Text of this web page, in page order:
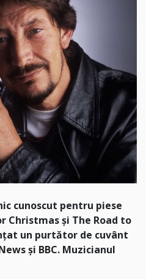
cunoscut pentru piese
Christmas și The Road to
un purtător de cuvânt
și BBC. Muzicianul